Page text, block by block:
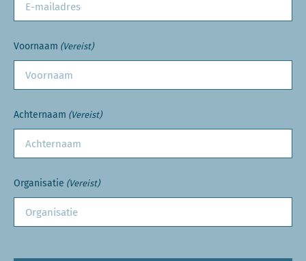
Voornaam (Vereist)
Achternaam (Vereist)
Organisatie (Vereist)